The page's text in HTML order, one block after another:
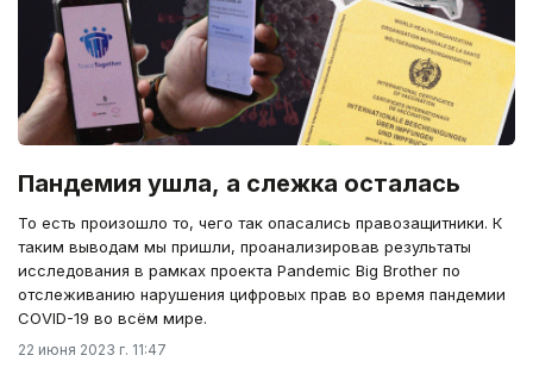
Пандемия ушла, а слежка осталась
То есть произошло то, чего так опасались правозащитники. К
таким выводам мы пришли, проанализировав результаты
исследования в рамках проекта Pandemic Big Brother по
отслеживанию нарушения цифровых прав во время пандемии
COVID-19 во всём мире.
22 июня 2023 г. 11:47